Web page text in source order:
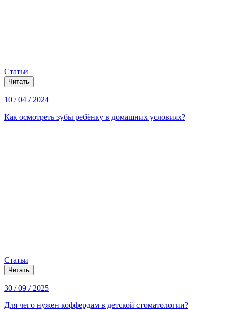
Статьи
Читать
10 / 04 / 2024
Как осмотреть зубы ребёнку в домашних условиях?
Статьи
Читать
30 / 09 / 2025
Для чего нужен коффердам в детской стоматологии?